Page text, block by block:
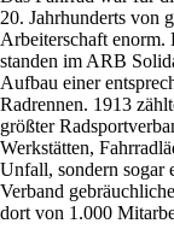
20. Jahrhunderts von
Arbeiterschaft enorm.
standen im ARB
Aufbau einer
Radrennen. 1913
größter
Werkstätten,
Unfall, sondern sogar
Verband
dort von 1.000